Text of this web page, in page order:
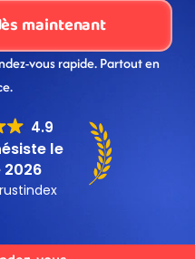
maintenant
vous rapide. Partout en